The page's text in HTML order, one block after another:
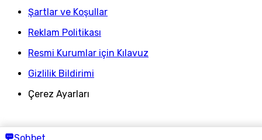
Şartlar ve Koşullar
Reklam Politikası
Resmi Kurumlar için Kılavuz
Gizlilik Bildirimi
Çerez Ayarları